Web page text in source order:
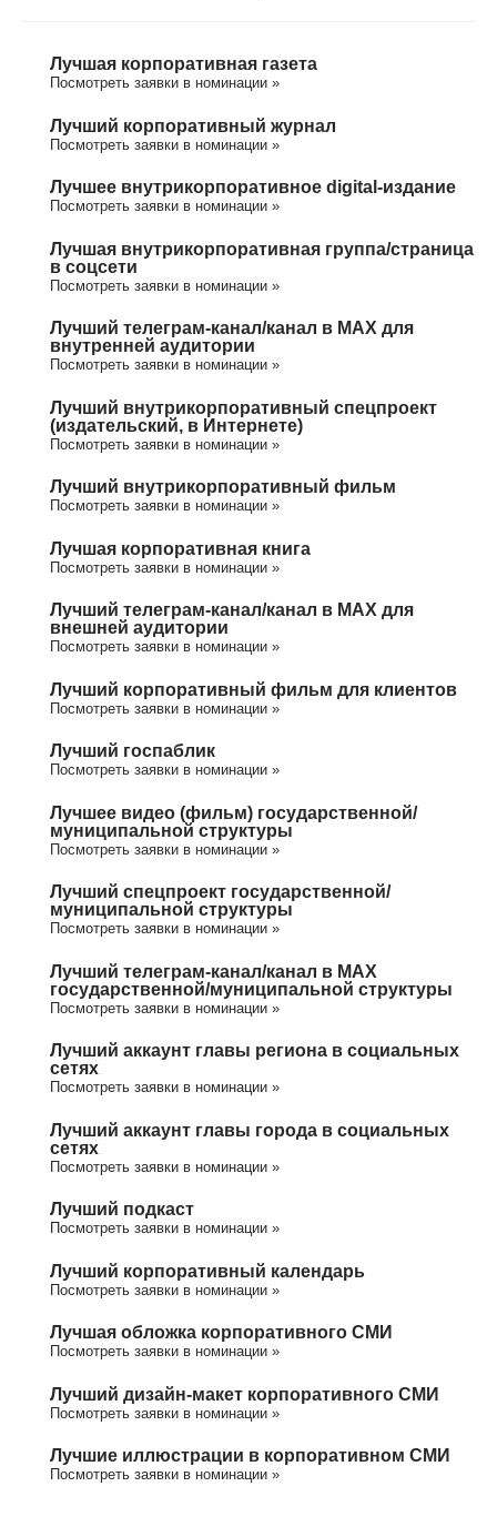
Лучшая корпоративная газета
Посмотреть заявки в номинации »
Лучший корпоративный журнал
Посмотреть заявки в номинации »
Лучшее внутрикорпоративное digital-издание
Посмотреть заявки в номинации »
Лучшая внутрикорпоративная группа/cтраница
в соцсети
Посмотреть заявки в номинации »
Лучший телеграм-канал/канал в МАХ для
внутренней аудитории
Посмотреть заявки в номинации »
Лучший внутрикорпоративный спецпроект
(издательский, в Интернете)
Посмотреть заявки в номинации »
Лучший внутрикорпоративный фильм
Посмотреть заявки в номинации »
Лучшая корпоративная книга
Посмотреть заявки в номинации »
Лучший телеграм-канал/канал в МАХ для
внешней аудитории
Посмотреть заявки в номинации »
Лучший корпоративный фильм для клиентов
Посмотреть заявки в номинации »
Лучший госпаблик
Посмотреть заявки в номинации »
Лучшее видео (фильм) государственной/
муниципальной структуры
Посмотреть заявки в номинации »
Лучший спецпроект государственной/
муниципальной структуры
Посмотреть заявки в номинации »
Лучший телеграм-канал/канал в МАХ
государственной/муниципальной структуры
Посмотреть заявки в номинации »
Лучший аккаунт главы региона в социальных
сетях
Посмотреть заявки в номинации »
Лучший аккаунт главы города в социальных
сетях
Посмотреть заявки в номинации »
Лучший подкаст
Посмотреть заявки в номинации »
Лучший корпоративный календарь
Посмотреть заявки в номинации »
Лучшая обложка корпоративного СМИ
Посмотреть заявки в номинации »
Лучший дизайн-макет корпоративного СМИ
Посмотреть заявки в номинации »
Лучшие иллюстрации в корпоративном СМИ
Посмотреть заявки в номинации »